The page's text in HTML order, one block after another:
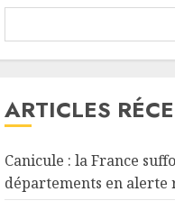
ARTICLES
Canicule : la France
départements en alerte